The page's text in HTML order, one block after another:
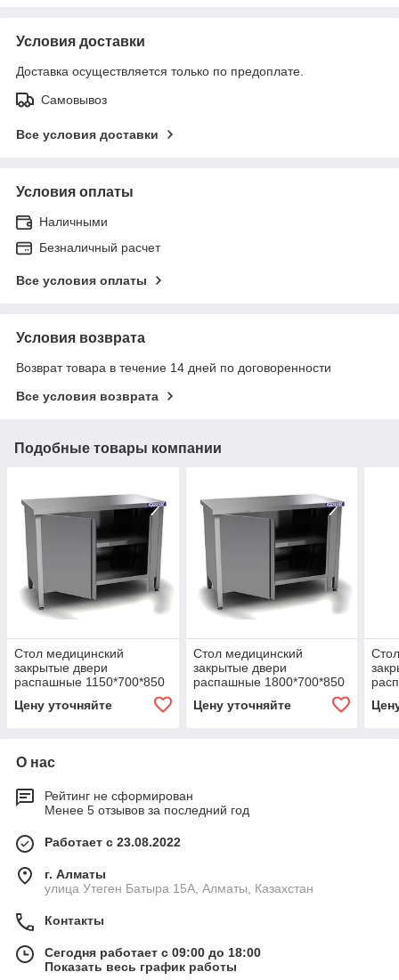
Условия доставки
Доставка осуществляется только по предоплате.
Самовывоз
Все условия доставки
Условия оплаты
Наличными
Безналичный расчет
Все условия оплаты
Условия возврата
Возврат товара в течение 14 дней по договоренности
Все условия возврата
Подобные товары компании
Стол медицинский
закрытые двери
распашные 1150*700*850
Цену уточняйте
Стол медицинский
закрытые двери
распашные 1800*700*850
Цену уточняйте
О нас
Рейтинг не сформирован
Менее 5 отзывов за последний год
Работает с 23.08.2022
г. Алматы
улица Утеген Батыра 15А, Алматы, Казахстан
Контакты
Сегодня работает с 09:00 до 18:00
Показать весь график работы